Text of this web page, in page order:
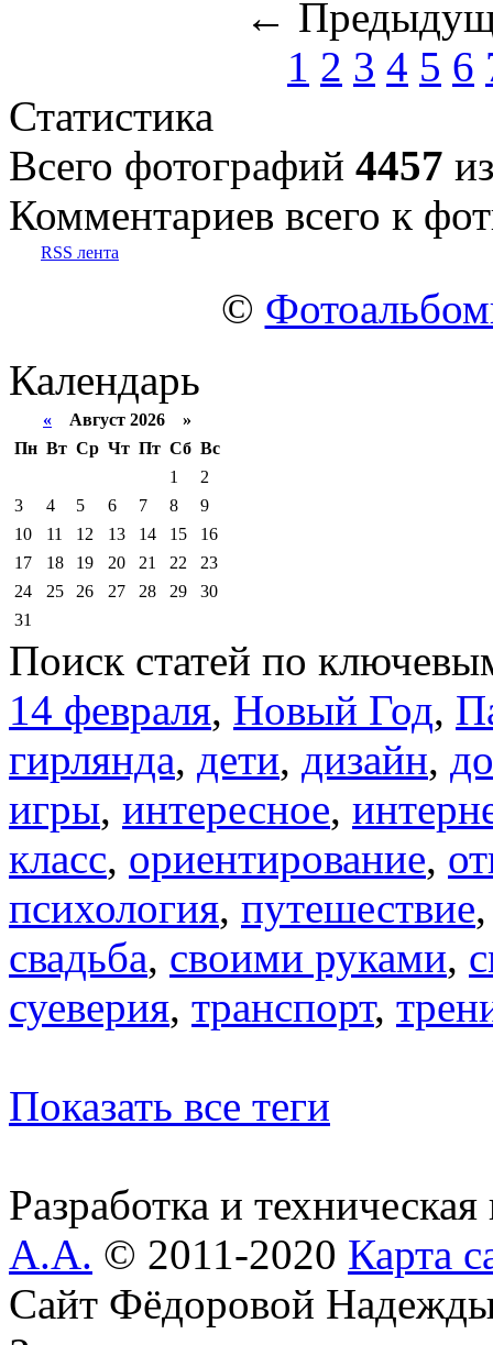
←
1 2 3 4 5 6
Статистика
Всего фотографий 4457
Комментариев всего к
RSS лента
©
Календарь
« Август 2026 »
Пн Вт Ср Чт Пт Сб Вс
1
2
3
4 5 6 7 8
9
10
11 12 13 14 15
16
17
18 19 20 21 22
23
24
25 26 27 28 29
30
31
Поиск статей по
14 февраля, Новый Год,
гирлянда, дети, дизайн,
игры, интересное,
класс, ориентирование,
психология, путешествие
свадьба, своими руками,
суеверия, транспорт,
Показать все теги
Разработка и
А.А. © 2011-2020 Карта
Сайт Фёдоровой